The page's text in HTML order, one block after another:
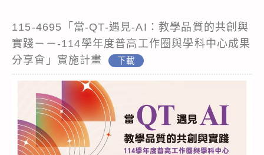
115-4695「當-QT-遇見-AI：教學品質的共創與
實踐－－-114學年度普高工作圈與學科中心成果
分享會」實施計畫
下載